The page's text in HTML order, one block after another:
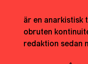
är en anarkistisk
obruten
redaktion sedan